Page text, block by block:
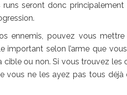
runs seront donc
ennemis, pouvez vous
important selon l’arme que
ou non. Si vous trouvez les
vous ne les ayez pas tous